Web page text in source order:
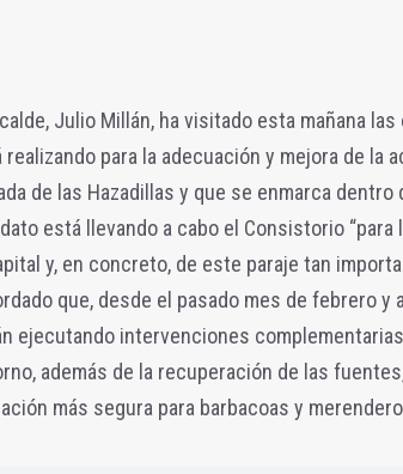
Julio Millán, ha visitado esta mañana
realizando para la adecuación y mejora de la
de las Hazadillas y que se enmarca
está llevando a cabo el Consistorio
y, en concreto, de este paraje tan
que, desde el pasado mes de febrero y
ejecutando intervenciones
además de la recuperación de las
más segura para barbacoas y